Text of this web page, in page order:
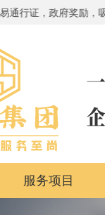
，吸引投资，国内
服务项目